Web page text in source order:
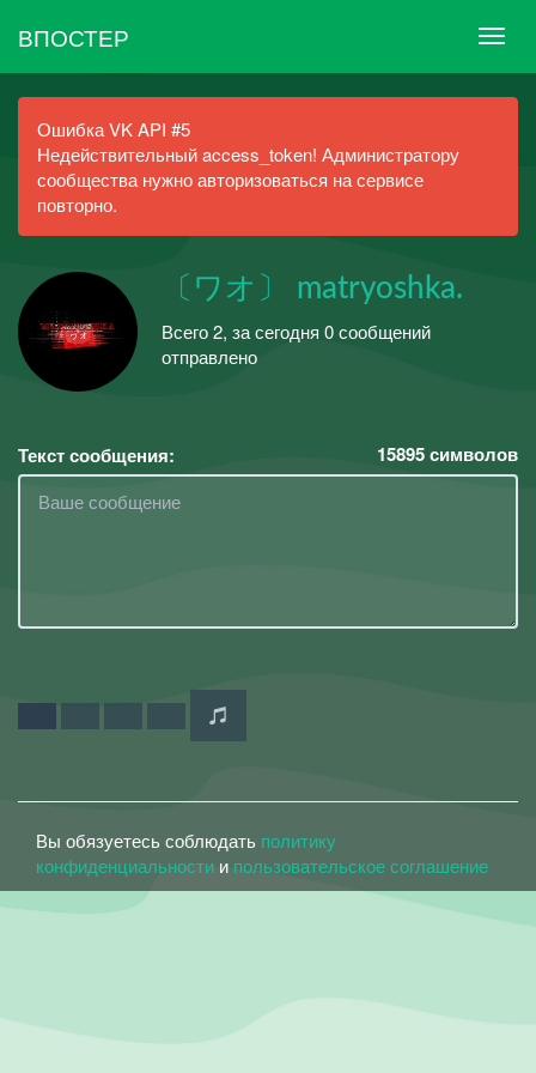
ВПОСТЕР
Ошибка VK API #5
Недействительный access_token! Администратору
сообщества нужно авторизоваться на сервисе
повторно.
〔ワオ〕 matryoshka.
Всего 2, за сегодня 0 сообщений
отправлено
Текст сообщения: 15895символов
Вы обязуетесь соблюдать политику
конфиденциальности и пользовательское соглашение